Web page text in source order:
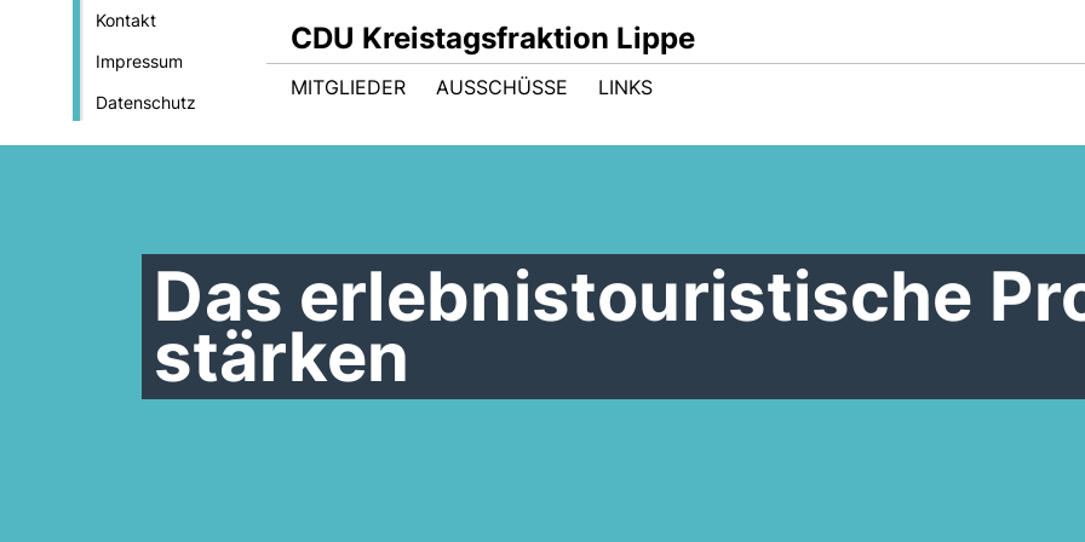
Kontakt
Impressum
Datenschutz
CDU Kreistagsfraktion Lippe
MITGLIEDER AUSSCHÜSSE LINKS
Das erlebnistouristische
stärken